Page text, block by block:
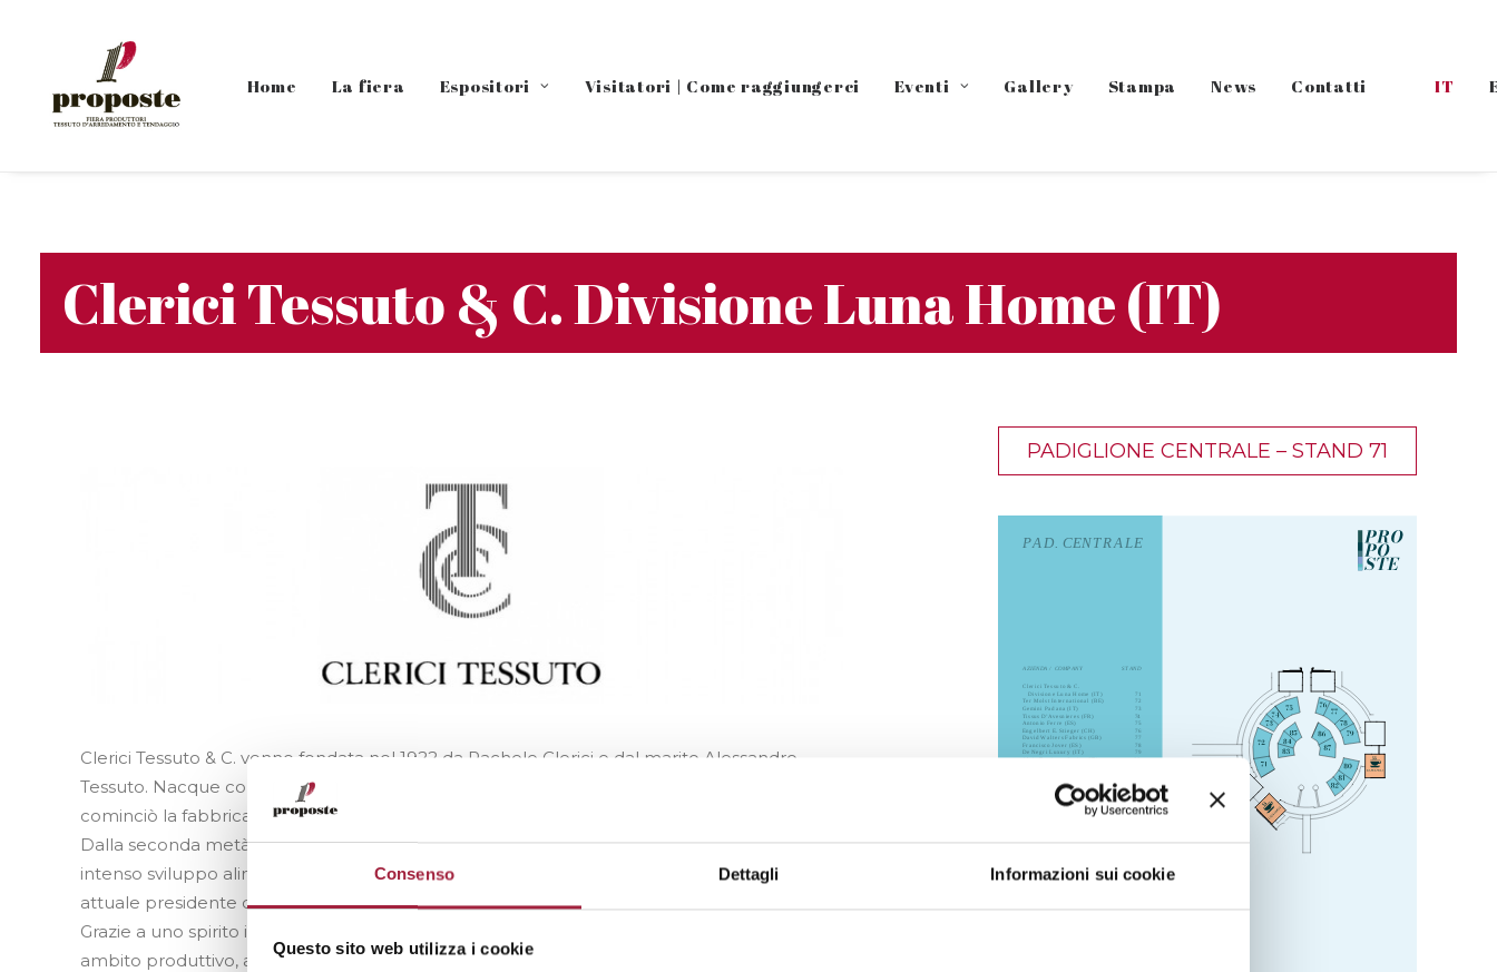
Consenso Dettagli Informazioni sui cookie
Questo sito web utilizza i cookie
Home La fiera Espositori Visitatori | Come raggiungerci Eventi Gallery Stampa News Contatti IT
Clerici Tessuto & C. Divisione Luna Home (IT)
Clerici Tessuto & C. venne fondata nel 1922 da Rachele Clerici e dal marito Alessandro
Tessuto. Nacque come azienda per il commercio di tessuti di seta e affini e dal 1937
cominciò la fabbricazione dei tessuti direttamente nello stabilimento di Grandate (Como).
Dalla seconda metà degli anni Settanta, Clerici Tessuto conobbe una fase di successo e di
intenso sviluppo alimentati dalla terza generazione rappresentata da Alessandro Tessuto,
attuale presidente della società.
Grazie a uno spirito imprenditoriale dinamico, l’azienda è riuscita a diversificare il suo
ambito produttivo, allargando la storica specializzazione negli articoli tinti in filo e jacquard
PADIGLIONE CENTRALE – STAND 71